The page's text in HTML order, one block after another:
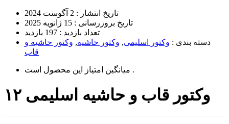
تاریخ انتشار : 2 آگوست 2024
تاریخ بروزرسانی : 15 ژانویه 2025
تعداد بازدید : 197 بازدید
دسته بندی : وکتور اسلیمی, وکتور حاشیه, وکتور حاشیه و
قاب
میانگین امتیاز این محصول است .
وکتور قاب و حاشیه اسلیمی ۱۲